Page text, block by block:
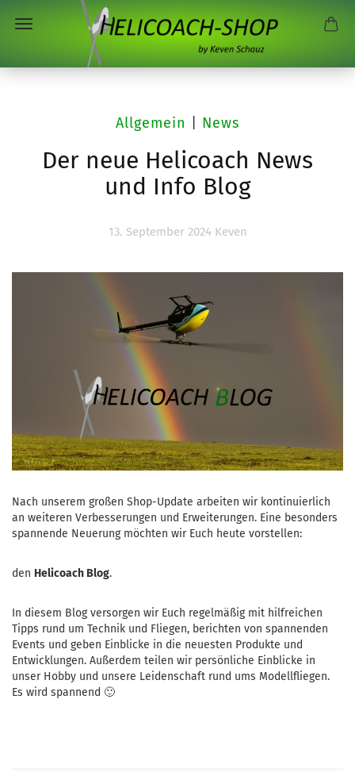
Allgemein News
Der neue Helicoach News
und Info Blog
13. September 2024 Keven
Nach unserem großen Shop-Update arbeiten wir kontinuierlich
an weiteren Verbesserungen und Erweiterungen. Eine besonders
spannende Neuerung möchten wir Euch heute vorstellen:
den Helicoach Blog.
In diesem Blog versorgen wir Euch regelmäßig mit hilfreichen
Tipps rund um Technik und Fliegen, berichten von spannenden
Events und geben Einblicke in die neuesten Produkte und
Entwicklungen. Außerdem teilen wir persönliche Einblicke in
unser Hobby und unsere Leidenschaft rund ums Modellfliegen.
Es wird spannend 🙂